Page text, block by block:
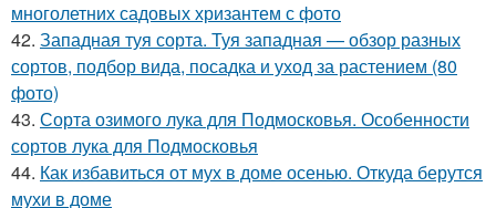
многолетних садовых хризантем с фото
42. Западная туя сорта. Туя западная — обзор разных
сортов, подбор вида, посадка и уход за растением (80
фото)
43. Сорта озимого лука для Подмосковья. Особенности
сортов лука для Подмосковья
44. Как избавиться от мух в доме осенью. Откуда берутся
мухи в доме